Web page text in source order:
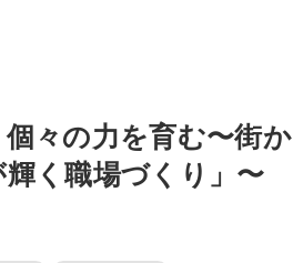
々の力を育む〜街か
く職場づくり」〜